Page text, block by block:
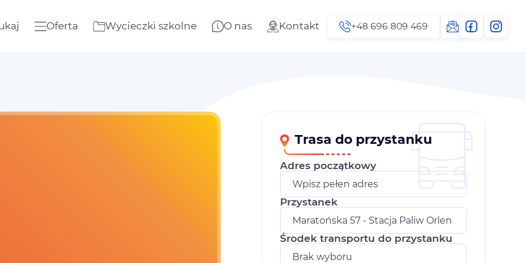
Oferta Wycieczki szkolne O nas Kontakt +48 696 809 469
Trasa do przystanku
Adres początkowy
Przystanek
Środek transportu do przystanku